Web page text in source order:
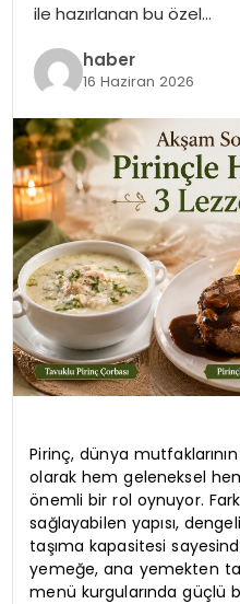
TEKNOLOJI
ile hazırlanan bu özel…
haber
16 Haziran 2026
Pirinç, dünya
olarak hem geleneksel
önemli bir rol oynuyor.
sağlayabilen yapısı,
taşıma kapasitesi
yemeğe, ana yemekten
menü kurgularında güçlü